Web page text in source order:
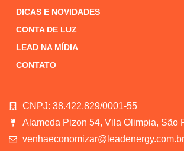
DICAS E NOVIDADES
CONTA DE LUZ
LEAD NA MÍDIA
CONTATO
CNPJ: 38.422.829/0001-55
Alameda Pizon 54, Vila Olimpia, São
venhaeconomizar@leadenergy.com.br